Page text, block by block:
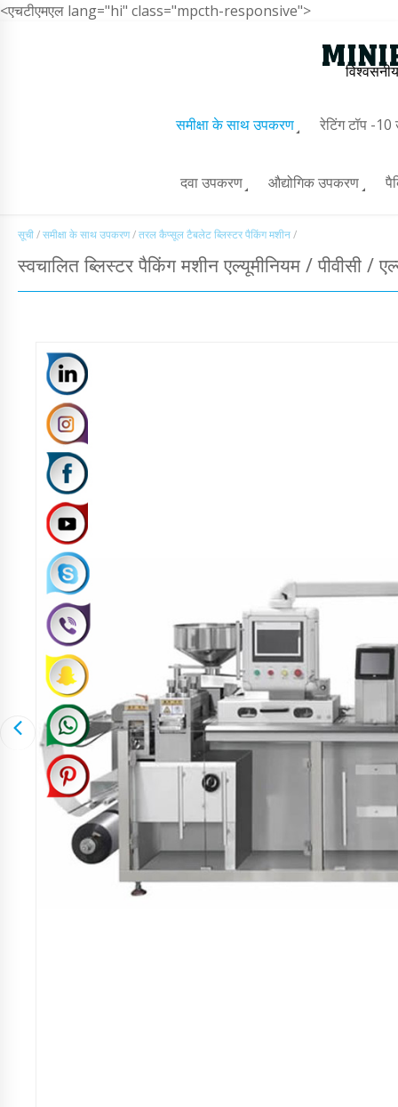
<एचटीएमएल lang="hi" class="mpcth-responsive">
समीक्षा के साथ उपकरण रेटिंग टॉप -
दवा उपकरण औद्योगिक उपकरण
सूची/समीक्षा के साथ उपकरण/तरल कैप्सूल टैबलेट ब्लिस्टर पैकिंग मशीन/
स्वचालित ब्लिस्टर पैकिंग मशीन एल्यूमीनियम / पीवीसी /